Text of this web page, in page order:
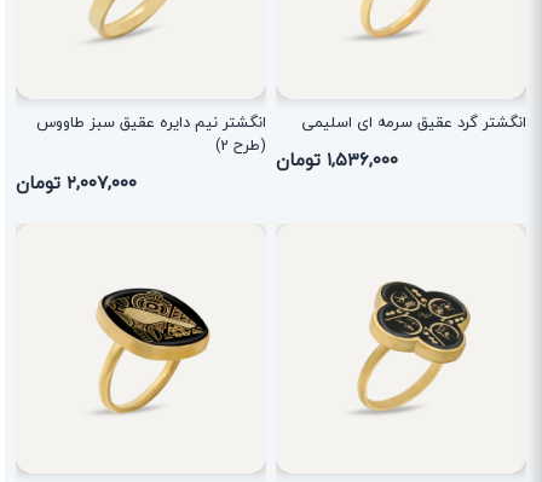
انگشتر گرد عقیق سرمه ای اسلیمی
۱,۵۳۶,۰۰۰ تومان
انگشتر نیم دایره عقیق سبز طاووس
(طرح 2)
۲,۰۰۷,۰۰۰ تومان